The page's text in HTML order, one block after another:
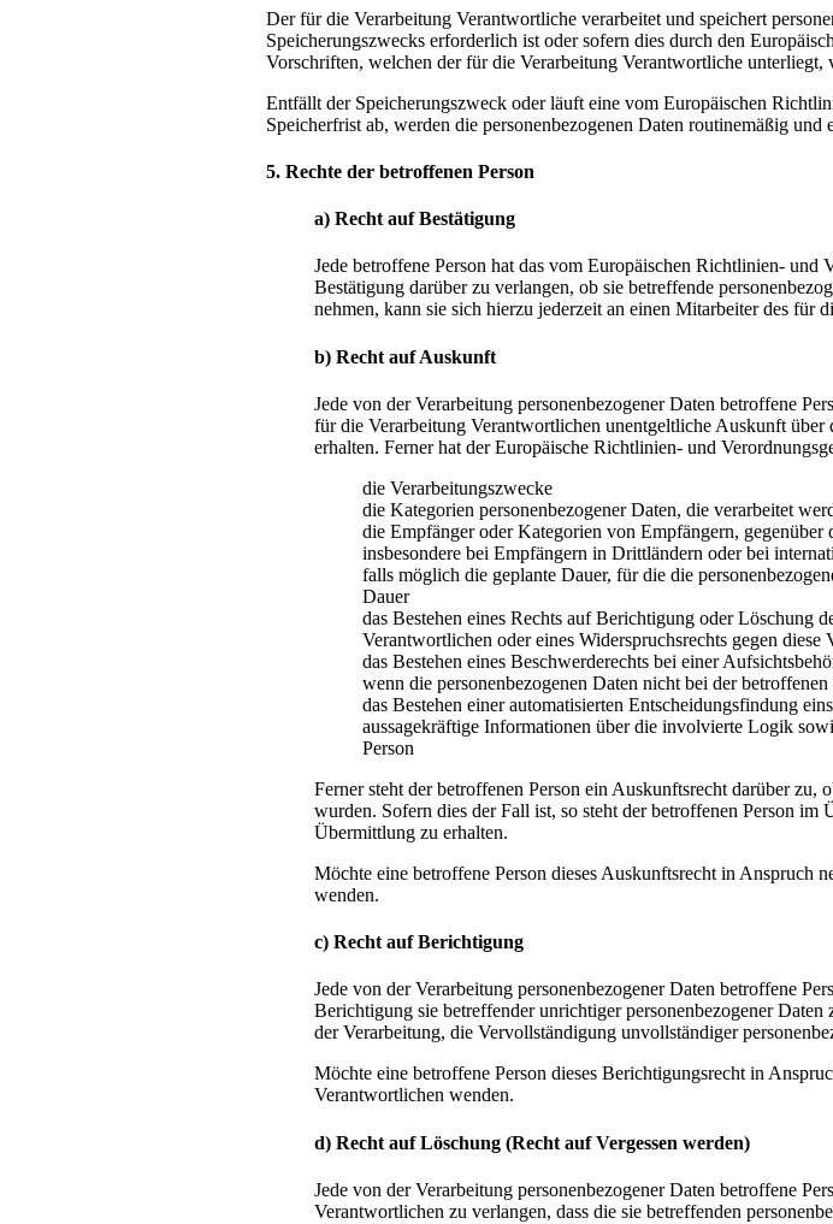
Der für die Verarbeitung Verantwortliche verarbeitet und speichert
Speicherungszwecks erforderlich ist oder sofern dies durch den
Vorschriften, welchen der für die Verarbeitung Verantwortliche unterliegt,
Entfällt der Speicherungszweck oder läuft eine vom Europäischen
Speicherfrist ab, werden die personenbezogenen Daten routinemäßig
5. Rechte der betroffenen Person
a) Recht auf Bestätigung
Jede betroffene Person hat das vom Europäischen Richtlinien-
Bestätigung darüber zu verlangen, ob sie betreffende
nehmen, kann sie sich hierzu jederzeit an einen Mitarbeiter des für
b) Recht auf Auskunft
Jede von der Verarbeitung personenbezogener Daten betroffene
für die Verarbeitung Verantwortlichen unentgeltliche Auskunft über
erhalten. Ferner hat der Europäische Richtlinien- und
die Verarbeitungszwecke
die Kategorien personenbezogener Daten, die verarbeitet
die Empfänger oder Kategorien von Empfängern,
insbesondere bei Empfängern in Drittländern oder bei
falls möglich die geplante Dauer, für die die
Dauer
das Bestehen eines Rechts auf Berichtigung oder Löschung
Verantwortlichen oder eines Widerspruchsrechts gegen diese
das Bestehen eines Beschwerderechts bei einer
wenn die personenbezogenen Daten nicht bei der
das Bestehen einer automatisierten Entscheidungsfindung
aussagekräftige Informationen über die involvierte Logik
Person
Ferner steht der betroffenen Person ein Auskunftsrecht darüber
wurden. Sofern dies der Fall ist, so steht der betroffenen Person
Übermittlung zu erhalten.
Möchte eine betroffene Person dieses Auskunftsrecht in Anspruch
wenden.
c) Recht auf Berichtigung
Jede von der Verarbeitung personenbezogener Daten betroffene
Berichtigung sie betreffender unrichtiger personenbezogener
der Verarbeitung, die Vervollständigung unvollständiger
Möchte eine betroffene Person dieses Berichtigungsrecht in
Verantwortlichen wenden.
d) Recht auf Löschung (Recht auf Vergessen werden)
Jede von der Verarbeitung personenbezogener Daten betroffene
Verantwortlichen zu verlangen, dass die sie betreffenden